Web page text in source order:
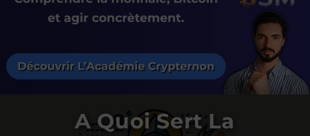
A Quoi Sert La